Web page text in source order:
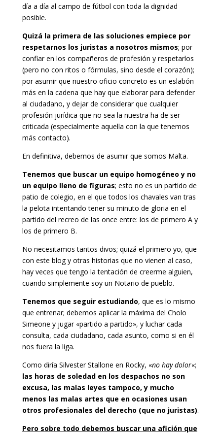
día a día al campo de fútbol con toda la dignidad
posible.
Quizá la primera de las soluciones empiece por
respetarnos los juristas a nosotros mismos; por
confiar en los compañeros de profesión y respetarlos
(pero no con ritos o fórmulas, sino desde el corazón);
por asumir que nuestro oficio concreto es un eslabón
más en la cadena que hay que elaborar para defender
al ciudadano, y dejar de considerar que cualquier
profesión jurídica que no sea la nuestra ha de ser
criticada (especialmente aquella con la que tenemos
más contacto).
En definitiva, debemos de asumir que somos Malta.
Tenemos que buscar un equipo homogéneo y no
un equipo lleno de figuras; esto no es un partido de
patio de colegio, en el que todos los chavales van tras
la pelota intentando tener su minuto de gloria en el
partido del recreo de las once entre: los de primero A y
los de primero B.
No necesitamos tantos divos; quizá el primero yo, que
con este blog y otras historias que no vienen al caso,
hay veces que tengo la tentación de creerme alguien,
cuando simplemente soy un Notario de pueblo.
Tenemos que seguir estudiando, que es lo mismo
que entrenar; debemos aplicar la máxima del Cholo
Simeone y jugar «partido a partido», y luchar cada
consulta, cada ciudadano, cada asunto, como si en él
nos fuera la liga.
Como diría Silvester Stallone en Rocky, «no hay dolor«;
las horas de soledad en los despachos no son
excusa, las malas leyes tampoco, y mucho
menos las malas artes que en ocasiones usan
otros profesionales del derecho (que no juristas).
Pero sobre todo debemos buscar una afición que